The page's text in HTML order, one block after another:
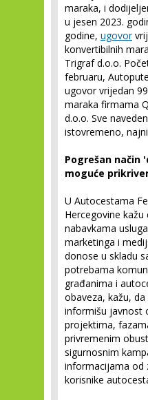
maraka, i
u jesen 2023.
godine, ugovor
konvertibilnih
Trigraf d.o.o.
februaru,
ugovor vrijedan
maraka firmama
d.o.o. Sve
istovremeno,
Pogrešan način
moguće
U Autocestama
Hercegovine kažu
nabavkama
marketinga i
donose u skladu
potrebama
građanima i
obaveza, kažu,
informišu javnost
projektima,
privremenim
sigurnosnim
informacijama od
korisnike